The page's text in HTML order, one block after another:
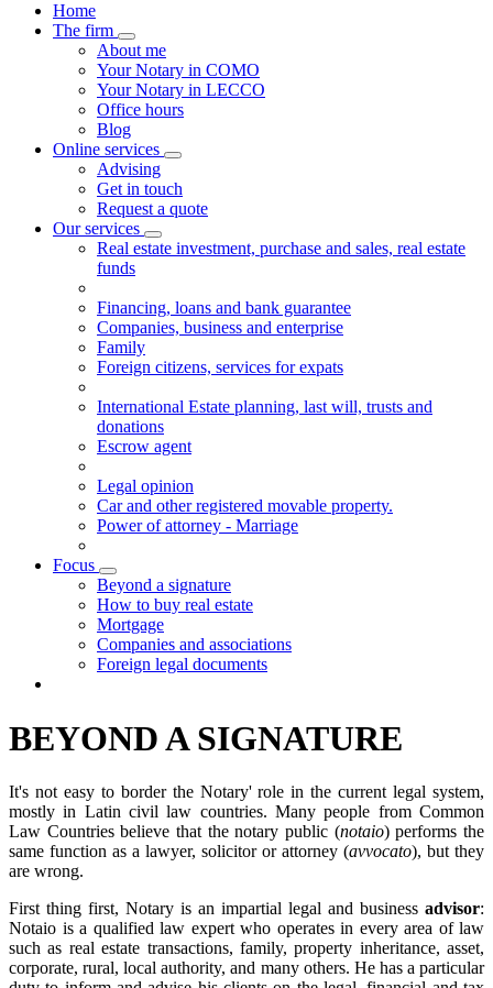
Home
The firm
Visualizza menù di secondo livello
About me
Your Notary in COMO
Your Notary in LECCO
Office hours
Blog
Online services
Visualizza menù di secondo livello
Advising
Get in touch
Request a quote
Our services
Visualizza menù di secondo livello
Real estate investment, purchase and sales, real estate
funds
Financing, loans and bank guarantee
Companies, business and enterprise
Family
Foreign citizens, services for expats
International Estate planning, last will, trusts and
donations
Escrow agent
Legal opinion
Car and other registered movable property.
Power of attorney - Marriage
Focus
Visualizza menù di secondo livello
Beyond a signature
How to buy real estate
Mortgage
Companies and associations
Foreign legal documents
BEYOND A SIGNATURE
It's not easy to border the Notary' role in the current legal system,
mostly in Latin civil law countries. Many people from Common
Law Countries believe that the notary public (notaio) performs the
same function as a lawyer, solicitor or attorney (avvocato), but they
are wrong.
First thing first, Notary is an impartial legal and business advisor:
Notaio is a qualified law expert who operates in every area of law
such as real estate transactions, family, property inheritance, asset,
corporate, rural, local authority, and many others. He has a particular